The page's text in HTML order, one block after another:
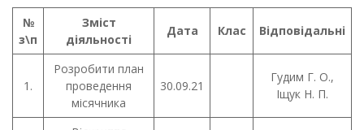
№
з\п
Зміст
діяльності
Дата Клас Відповідальні
1.
Розробити план
проведення
місячника
30.09.21
Гудим Г. О.,
Іщук Н. П.